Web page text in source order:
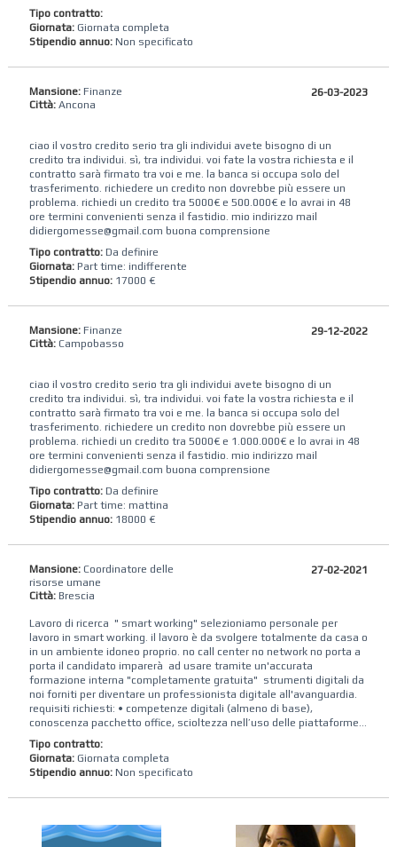
Tipo contratto:
Giornata: Giornata completa
Stipendio annuo: Non specificato
Mansione:Finanze
Città:Ancona
26-03-2023
ciao il vostro credito serio tra gli individui avete bisogno di un
credito tra individui. sì, tra individui. voi fate la vostra richiesta e il
contratto sarà firmato tra voi e me. la banca si occupa solo del
trasferimento. richiedere un credito non dovrebbe più essere un
problema. richiedi un credito tra 5000€ e 500.000€ e lo avrai in 48
ore termini convenienti senza il fastidio. mio indirizzo mail
didiergomesse@gmail.com buona comprensione
Tipo contratto:Da definire
Giornata: Part time: indifferente
Stipendio annuo: 17000 €
Mansione:Finanze
Città:Campobasso
29-12-2022
ciao il vostro credito serio tra gli individui avete bisogno di un
credito tra individui. sì, tra individui. voi fate la vostra richiesta e il
contratto sarà firmato tra voi e me. la banca si occupa solo del
trasferimento. richiedere un credito non dovrebbe più essere un
problema. richiedi un credito tra 5000€ e 1.000.000€ e lo avrai in 48
ore termini convenienti senza il fastidio. mio indirizzo mail
didiergomesse@gmail.com buona comprensione
Tipo contratto:Da definire
Giornata: Part time: mattina
Stipendio annuo: 18000 €
Mansione:Coordinatore delle
risorse umane
Città:Brescia
27-02-2021
Lavoro di ricerca " smart working" selezioniamo personale per
lavoro in smart working. il lavoro è da svolgere totalmente da casa o
in un ambiente idoneo proprio. no call center no network no porta a
porta il candidato imparerà ad usare tramite un'accurata
formazione interna "completamente gratuita" strumenti digitali da
noi forniti per diventare un professionista digitale all'avanguardia.
requisiti richiesti: • competenze digitali (almeno di base),
conoscenza pacchetto office, scioltezza nell’uso delle piattaforme...
Tipo contratto:
Giornata: Giornata completa
Stipendio annuo: Non specificato